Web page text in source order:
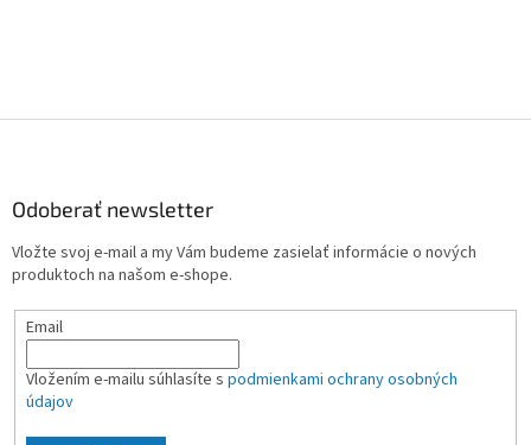
Odoberať newsletter
Vložte svoj e-mail a my Vám budeme zasielať informácie o nových
produktoch na našom e-shope.
Email
Vložením e-mailu súhlasíte s podmienkami ochrany osobných
údajov